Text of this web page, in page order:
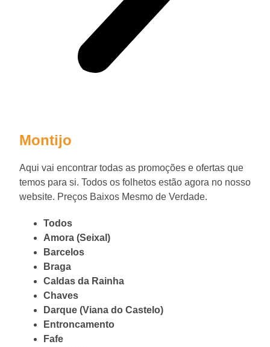
Montijo
Aqui vai encontrar todas as promoções e ofertas que
temos para si. Todos os folhetos estão agora no nosso
website. Preços Baixos Mesmo de Verdade.
Todos
Amora (Seixal)
Barcelos
Braga
Caldas da Rainha
Chaves
Darque (Viana do Castelo)
Entroncamento
Fafe